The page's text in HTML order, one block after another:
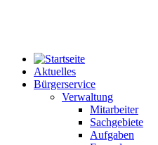
Aktuelles
Bürgerservice
Verwaltung
Mitarbeiter
Sachgebiete
Aufgaben